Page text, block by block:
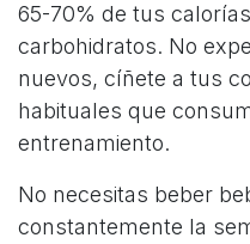
65-70% de tus
carbohidratos. No
nuevos, cíñete a tus
habituales que
entrenamiento.
No necesitas beber
constantemente la